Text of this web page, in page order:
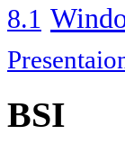
8.1
BSI